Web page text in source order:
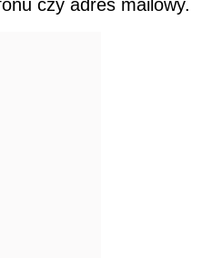
czy adres mailowy.